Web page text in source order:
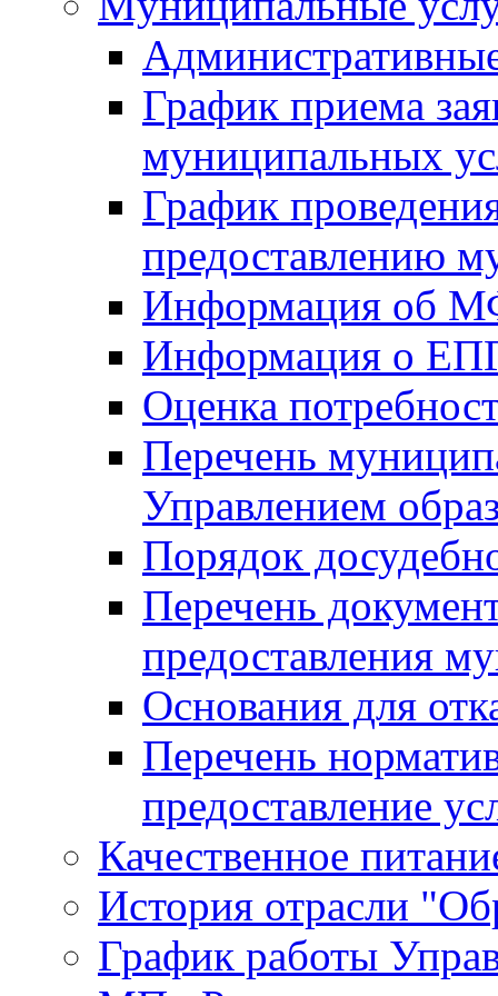
График приема
муниципальных
График
предоставлению
Информация об
Информация о
Оценка
Перечень
Управлением
Порядок
Перечень
предоставления
Основания для
Перечень
предоставление
Качественное
История отрасли
График работы